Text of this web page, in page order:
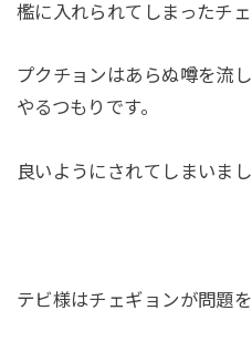
檻に入れられてしまったチェ
プクチョンはあらぬ噂を流
やるつもりです。
良いようにされてしまいまし
テビ様はチェギョンが問題